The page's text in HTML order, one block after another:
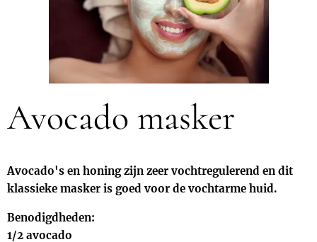
Avocado masker🥑
Avocado's en honing zijn zeer vochtregulerend en dit
klassieke masker is goed voor de vochtarme huid.
Benodigdheden:
1/2 avocado